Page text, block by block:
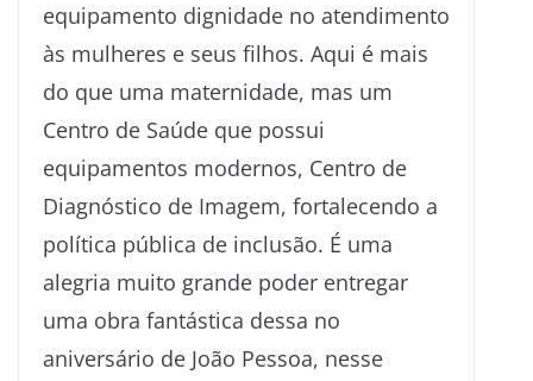
equipamento dignidade no atendimento
às mulheres e seus filhos. Aqui é mais
do que uma maternidade, mas um
Centro de Saúde que possui
equipamentos modernos, Centro de
Diagnóstico de Imagem, fortalecendo a
política pública de inclusão. É uma
alegria muito grande poder entregar
uma obra fantástica dessa no
aniversário de João Pessoa, nesse